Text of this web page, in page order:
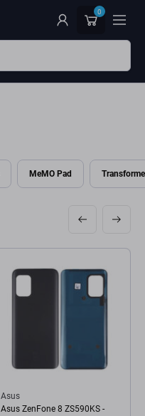
0
MeMO Pad
Asus
Asus ZenFone 8 ZS590KS -